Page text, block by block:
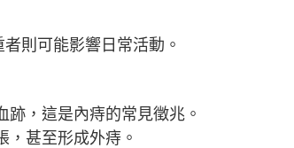
則可能影響日常活動。
，這是內痔的常見徵兆。
，甚至形成外痔。